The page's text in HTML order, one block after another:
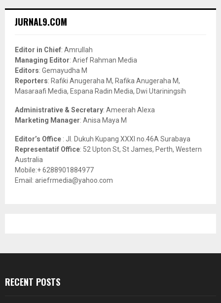
h
o
r
:
JURNAL9.COM
Editor in Chief: Amrullah
Managing Editor: Arief Rahman Media
Editors: Gemayudha M
Reporters: Rafiki Anugeraha M, Rafika Anugeraha M,
Masaraafi Media, Espana Radin Media, Dwi Utariningsih
Administrative & Secretary: Ameerah Alexa
Marketing Manager: Anisa Maya M
Editor’s Office : Jl. Dukuh Kupang XXXI no.46A Surabaya
Representatif Office: 52 Upton St, St James, Perth, Western
Australia
Mobile:+ 6288901884977
Email: ariefrmedia@yahoo.com
RECENT POSTS